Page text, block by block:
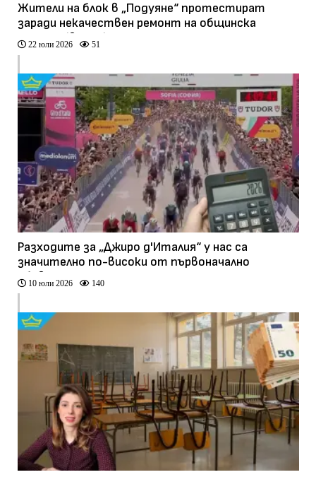
Жители на блок в „Подуяне“ протестират
заради некачествен ремонт на общинска
козирка (видео)
22 юли 2026 51
Разходите за „Джиро д'Италия“ у нас са
значително по-високи от първоначално
обявените
10 юли 2026 140